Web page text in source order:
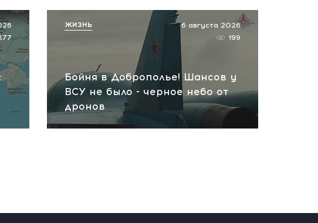
Бойня в Доброполье! Шансов у
ВСУ не было - черное небо от
дронов
6 августа 2026
199
ЖИЗНЬ